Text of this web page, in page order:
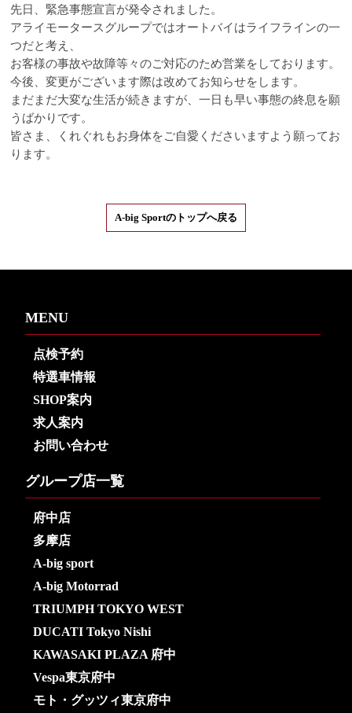
先日、緊急事態宣言が発令されました。
アライモータースグループではオートバイはライフラインの一
つだと考え、
お客様の事故や故障等々のご対応のため営業をしております。
今後、変更がございます際は改めてお知らせをします。
まだまだ大変な生活が続きますが、一日も早い事態の終息を願
うばかりです。
皆さま、くれぐれもお身体をご自愛くださいますよう願ってお
ります。
A-big Sportのトップへ戻る
MENU
点検予約
特選車情報
SHOP案内
求人案内
お問い合わせ
グループ店一覧
府中店
多摩店
A-big sport
A-big Motorrad
TRIUMPH TOKYO WEST
DUCATI Tokyo Nishi
KAWASAKI PLAZA 府中
Vespa東京府中
モト・グッツィ東京府中